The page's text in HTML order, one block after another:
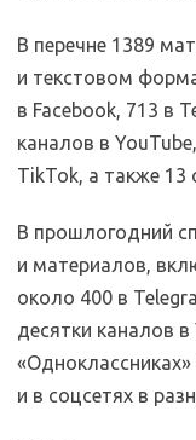
В перечне 1389
и текстовом
в Facebook, 713 в
каналов в
TikTok, а также 13
В прошлогодний
и материалов,
около 400 в
десятки каналов
и в соцсетях в